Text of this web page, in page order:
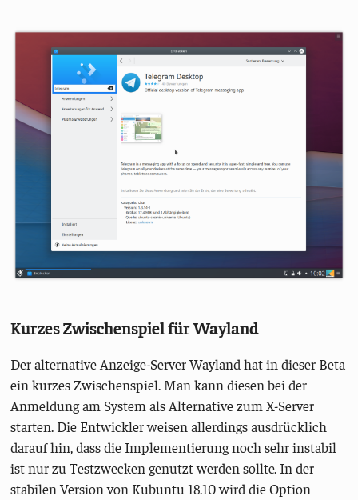
Kurzes Zwischenspiel für Wayland
Der alternative Anzeige-Server Wayland hat in dieser Beta
ein kurzes Zwischenspiel. Man kann diesen bei der
Anmeldung am System als Alternative zum X-Server
starten. Die Entwickler weisen allerdings ausdrücklich
darauf hin, dass die Implementierung noch sehr instabil
ist nur zu Testzwecken genutzt werden sollte. In der
stabilen Version von Kubuntu 18.10 wird die Option